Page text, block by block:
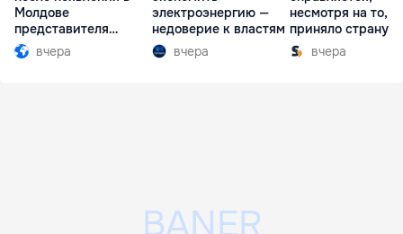
Молдове
представителя
Южной Осетии
вчера
электроэнергию —
недоверие к властям
вчера
несмотря на то,
приняло страну в
разгар кризиса
вчера